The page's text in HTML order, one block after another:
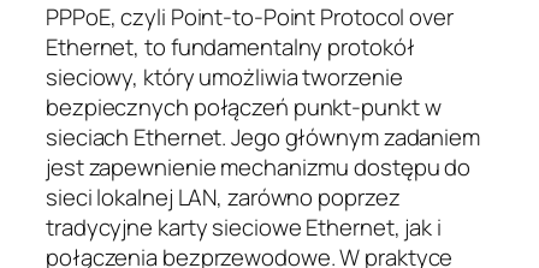
PPPoE, czyli Point-to-Point Protocol over
Ethernet, to fundamentalny protokół
sieciowy, który umożliwia tworzenie
bezpiecznych połączeń punkt-punkt w
sieciach Ethernet. Jego głównym zadaniem
jest zapewnienie mechanizmu dostępu do
sieci lokalnej LAN, zarówno poprzez
tradycyjne karty sieciowe Ethernet, jak i
połączenia bezprzewodowe. W praktyce